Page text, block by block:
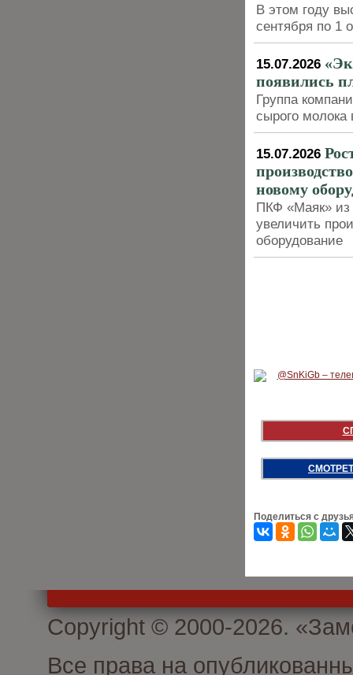
В этом году
сентября по 1
15.07.2026
появились
Группа
сырого молока
15.07.2026
новому
ПКФ «Маяк» из
увеличить
оборудование
Поделиться с
Copyright © 2000-2026.
Все права на